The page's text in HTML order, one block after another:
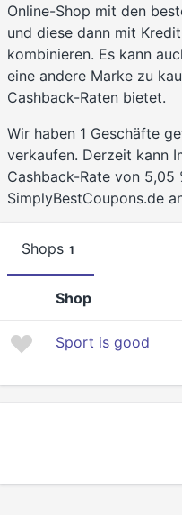
Online-Shop mit den
und diese dann mit
kombinieren. Es kann
eine andere Marke zu
Cashback-Raten bietet.
Wir haben 1 Geschäfte
verkaufen. Derzeit kann
Cashback-Rate von
SimplyBestCoupons.de
Shops 1
Shop
Sport is good